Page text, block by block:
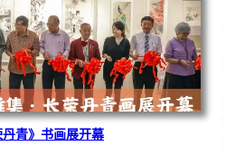
丹青》书画展开幕